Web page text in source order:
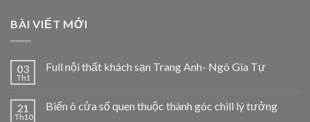
BÀI VIẾT MỚI
03
Th1
Full nội thất khách sạn Trang Anh- Ngô Gia Tự
21
Th10
Biến ô cửa sổ quen thuộc thành góc chill lý tưởng